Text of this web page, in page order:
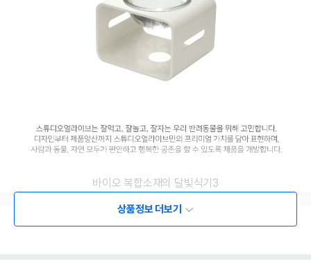
바이오 복합소재의 달빛식기3
상품정보 더보기